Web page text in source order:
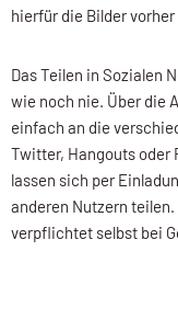
hierfür die Bilder
Das Teilen in Sozialen
wie noch nie. Über die
einfach an die
Twitter, Hangouts oder
lassen sich per
anderen Nutzern
verpflichtet selbst bei